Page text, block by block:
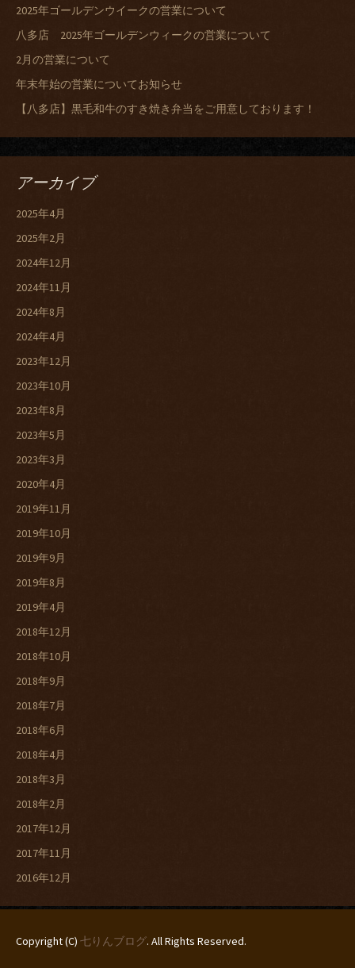
2025年ゴールデンウイークの営業について
八多店 2025年ゴールデンウィークの営業について
2月の営業について
年末年始の営業についてお知らせ
【八多店】黒毛和牛のすき焼き弁当をご用意しております！
アーカイブ
2025年4月
2025年2月
2024年12月
2024年11月
2024年8月
2024年4月
2023年12月
2023年10月
2023年8月
2023年5月
2023年3月
2020年4月
2019年11月
2019年10月
2019年9月
2019年8月
2019年4月
2018年12月
2018年10月
2018年9月
2018年7月
2018年6月
2018年4月
2018年3月
2018年2月
2017年12月
2017年11月
2016年12月
Copyright (C) 七りんブログ. All Rights Reserved.